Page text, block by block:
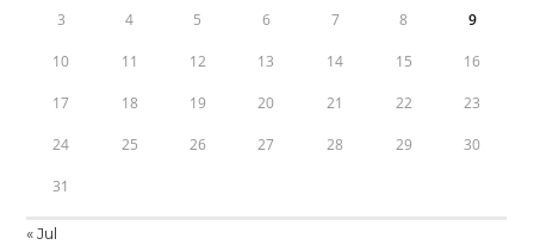
3 4 5 6 7 8 9
10 11 12 13 14 15 16
17 18 19 20 21 22 23
24 25 26 27 28 29 30
31
« Jul